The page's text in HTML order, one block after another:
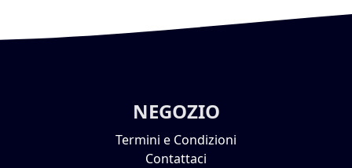
NEGOZIO
Termini e Condizioni
Contattaci